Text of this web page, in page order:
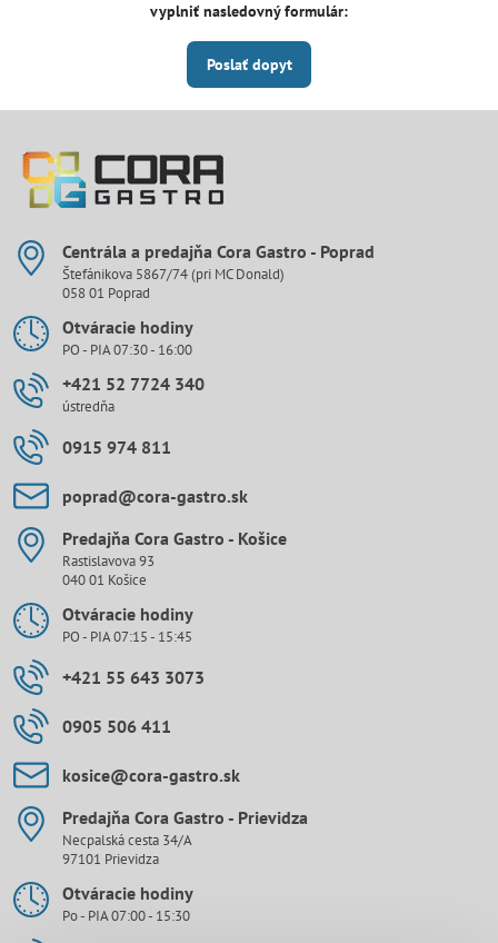
vyplniť nasledovný formulár:
Poslať dopyt
Centrála a predajňa Cora Gastro - Poprad
Štefánikova 5867/74 (pri MC Donald)
058 01 Poprad
Otváracie hodiny
PO - PIA 07:30 - 16:00
+421 52 7724 340
ústredňa
0915 974 811
poprad​@cora-gastro​.sk
Predajňa Cora Gastro - Košice
Rastislavova 93
040 01 Košice
Otváracie hodiny
PO - PIA 07:15 - 15:45
+421 55 643 3073
0905 506 411
kosice​@cora-gastro​.sk
Predajňa Cora Gastro - Prievidza
Necpalská cesta 34/A
97101 Prievidza
Otváracie hodiny
Po - PIA 07:00 - 15:30